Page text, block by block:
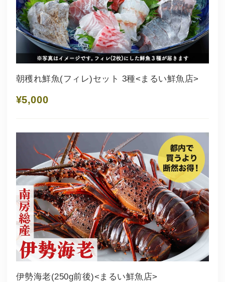
朝穫れ鮮魚(フィレ)セット 3種<まるい鮮魚店>
¥5,000
伊勢海老(250g前後)<まるい鮮魚店>